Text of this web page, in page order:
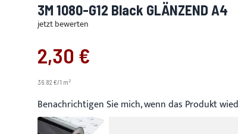
3M 1080-G12 Black GLÄNZEND A4
jetzt bewerten
2,30 €
36.82 €/1 m2
Benachrichtigen Sie mich, wenn das Produkt